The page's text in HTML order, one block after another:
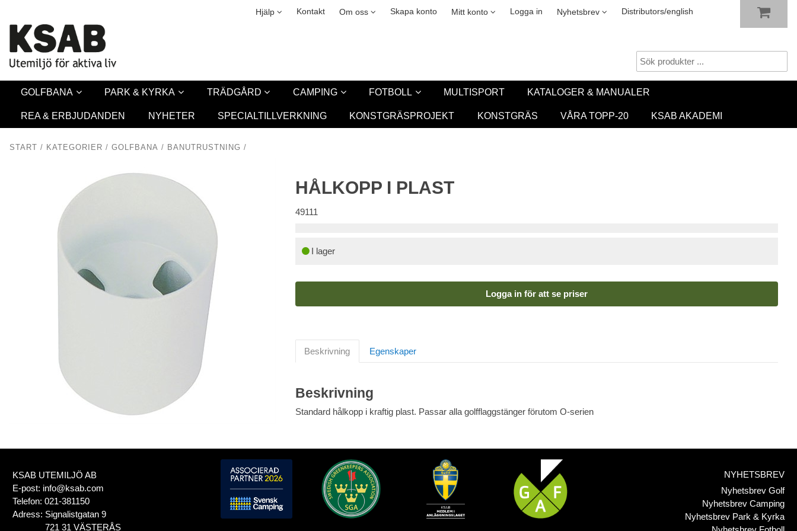
Hjälp
Säkerhet & Cookies Kontakt Om oss
Leasing Skapa konto Mitt konto Logga in Nyhetsbrev
Newsletter Distributors/english
GOLFBANA PARK & KYRKA TRÄDGÅRD CAMPING FOTBOLL MULTISPORT KATALOGER & MANUALER
REA & ERBJUDANDEN NYHETER SPECIALTILLVERKNING KONSTGRÄSPROJEKT KONSTGRÄS VÅRA TOPP-20 KSAB AKADEMI
START / KATEGORIER / GOLFBANA / BANUTRUSTNING /
HÅLKOPP I PLAST
49111
I lager
Logga in för att se priser
Beskrivning Egenskaper
Beskrivning
Standard hålkopp i kraftig plast. Passar alla golfflaggstänger förutom O-serien
KSAB UTEMILJÖ AB
E-post: info@ksab.com
Telefon: 021-381150
Adress: Signalistgatan 9
721 31 VÄSTERÅS
NYHETSBREV
Nyhetsbrev Golf
Nyhetsbrev Camping
Nyhetsbrev Park & Kyrka